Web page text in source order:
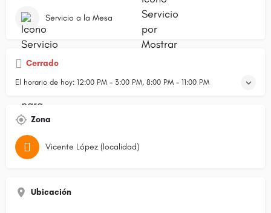
Servicio a la Mesa
Cerrado
El horario de hoy: 12:00 PM - 3:00 PM, 8:00 PM - 11:00 PM
Zona
Vicente López (localidad)
Ubicación